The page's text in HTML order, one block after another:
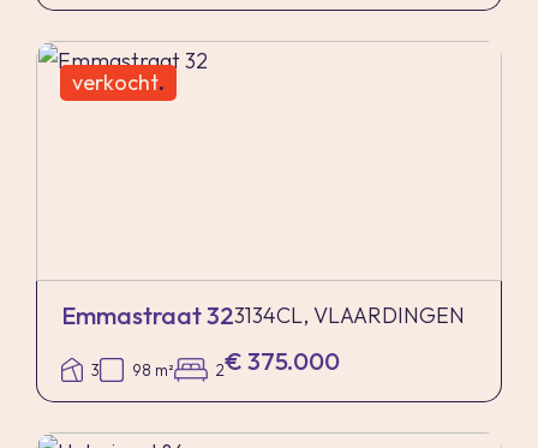
verkocht.
Emmastraat 323134CL, VLAARDINGEN
3 98 m² 2€ 375.000